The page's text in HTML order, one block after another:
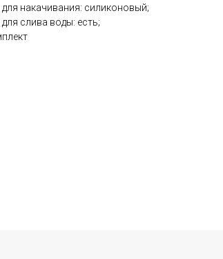
накачивания: силиконовый;
слива воды: есть;